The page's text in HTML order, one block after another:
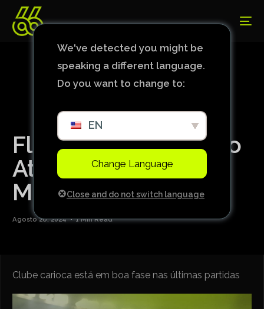
Fluminense ganha do
Atlético Mineiro em
Minas Gerais
Agosto 26, 2024 1 Min Read
Clube carioca está em boa fase nas últimas partidas
We've detected you might be
speaking a different language.
Do you want to change to:
EN
Change Language
Close and do not switch language